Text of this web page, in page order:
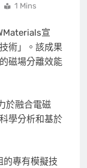
1 Mins
宣
術」。該成果
磁場分離效能
於融合電磁
學分析和基於
專有模擬技